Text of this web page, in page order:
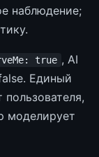
наблюдение;
true , AI
Единый
моделирует